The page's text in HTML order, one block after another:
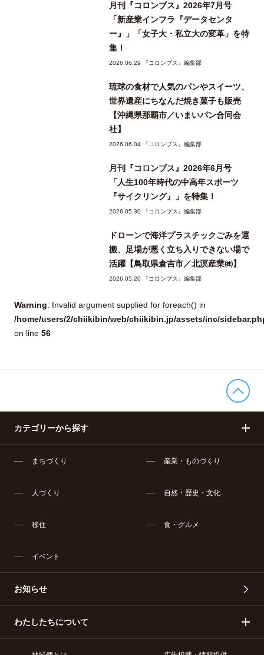
月刊『コロンブス』2026年7月号
「新産業インフラ『データセンタ
ー』」「女子大・私立大の変革」を特
集！
2026.06.29 『コロンブス』編集部
琉球の食材で人気のパンやスイーツ、
世界遺産にちなんだ焼き菓子も販売
【沖縄県那覇市／いまいパン合同会
社】
2026.06.04 『コロンブス』編集部
月刊『コロンブス』2026年6月号
「人生100年時代の中高年スポーツ
『サイクリング』」を特集！
2026.05.30 『コロンブス』編集部
ドローンで海洋プラスチックごみを運
搬、足場が悪く立ち入りできない場で
活躍【鳥取県倉吉市／北溟産業㈱】
2026.05.20 『コロンブス』編集部
Warning: Invalid argument supplied for foreach() in
/home/users/2/chiikibin/web/chiikibin.jp/assets/inc/
on line 56
カテゴリーから探す
まちづくり 産業・ものづくり
人づくり 自然・歴史・文化
移住 食・グルメ
イベント
お知らせ
わたしたちについて